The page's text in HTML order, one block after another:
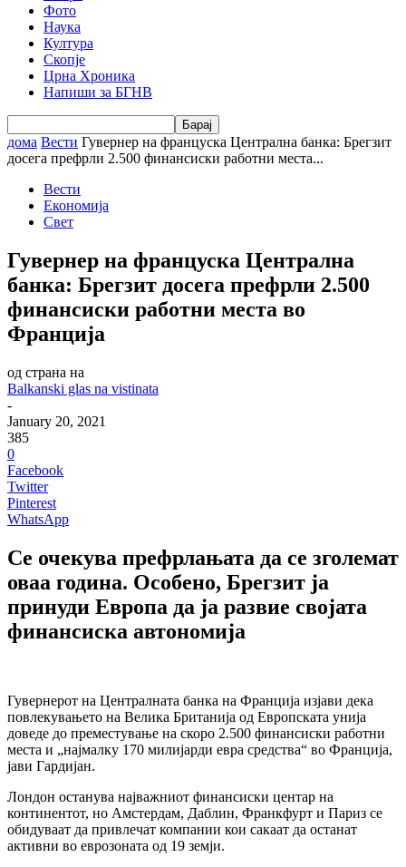
Фото
Наука
Култура
Скопје
Црна Хроника
Напиши за БГНВ
дома Вести Гувернер на француска Централна банка: Брегзит
досега префрли 2.500 финансиски работни места...
Вести
Економија
Свет
Гувернер на француска Централна
банка: Брегзит досега префрли 2.500
финансиски работни места во
Франција
од страна на
Balkanski glas na vistinata
-
January 20, 2021
385
0
Facebook
Twitter
Pinterest
WhatsApp
Се очекува префрлањата да се зголемат
оваа година. Особено, Брегзит ја
принуди Европа да ја развие својата
финансиска автономија
Гувернерот на Централната банка на Франција изјави дека
повлекувањето на Велика Британија од Европската унија
доведе до преместување на скоро 2.500 финансиски работни
места и „најмалку 170 милијарди евра средства“ во Франција,
јави Гардијан.
Лондон останува најважниот финансиски центар на
континентот, но Амстердам, Даблин, Франкфурт и Париз се
обидуваат да привлечат компании кои сакаат да останат
активни во еврозоната од 19 земји.